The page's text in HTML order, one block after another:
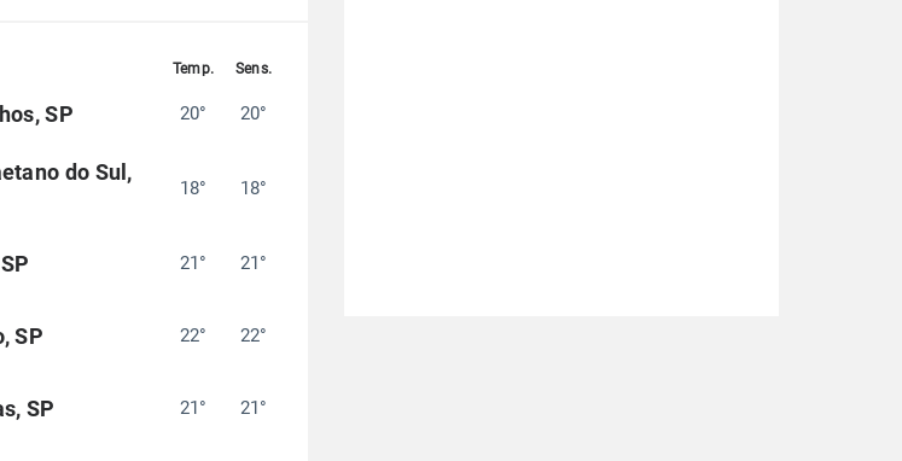
SP 20° 20°
do Sul,
18° 18°
21° 21°
SP 22° 22°
SP 21° 21°